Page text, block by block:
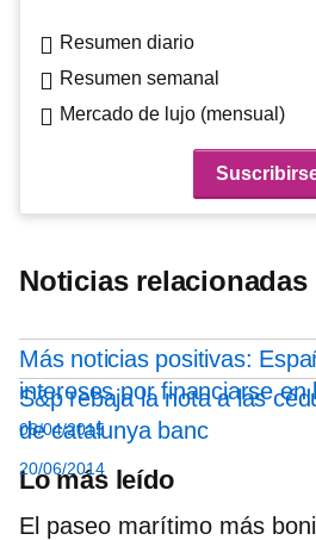
Resumen diario
Resumen semanal
Mercado de lujo (mensual)
Noticias relacionadas
Más noticias positivas:
intereses por financiarse en
08/04/2015
S&p rebaja la nota a las
de catalunya banc
20/06/2014
Lo más leído
El paseo marítimo más